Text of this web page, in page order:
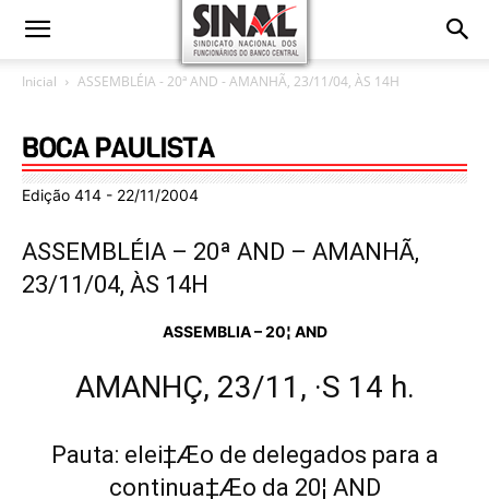
Inicial ASSEMBLÉIA - 20ª AND - AMANHÃ, 23/11/04, ÀS 14H
Edição 414 - 22/11/2004
ASSEMBLÉIA – 20ª AND – AMANHÃ,
23/11/04, ÀS 14H
ASSEMBLIA – 20¦ AND
AMANHÇ, 23/11, ·S 14 h.
Pauta: elei‡Æo de delegados para a
continua‡Æo da 20¦ AND